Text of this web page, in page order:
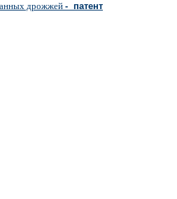
дрожжей - патент